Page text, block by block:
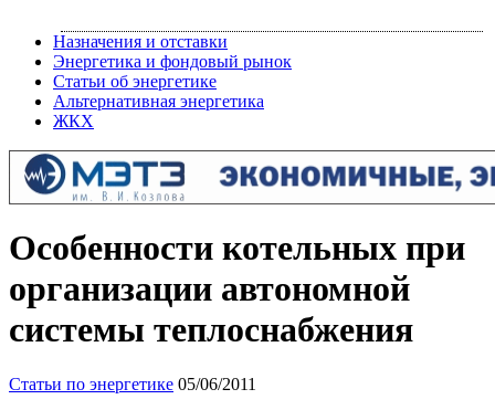
Назначения и отставки
Энергетика и фондовый рынок
Статьи об энергетике
Альтернативная энергетика
ЖКХ
Особенности котельных при
организации автономной
системы теплоснабжения
Статьи по энергетике 05/06/2011